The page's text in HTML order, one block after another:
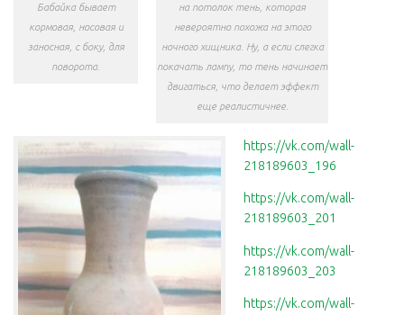
Бабайка бывает
кормовая, носовая и
заносная, с боку, для
поворота.
на потолок тень, которая
невероятно похожа на этого
ночного хищника. Ну, а если слегка
покачать лампу, то тень начинает
двигаться, что делает эффект
еще реалистичнее.
https://vk.com/wall-
218189603_196
https://vk.com/wall-
218189603_201
https://vk.com/wall-
218189603_203
https://vk.com/wall-